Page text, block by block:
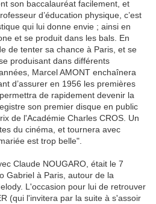
son baccalauréat facilement, et
d’éducation physique, c’est
qui lui donne envie ; ainsi en
et se produit dans les bals. En
de tenter sa chance à Paris, et se
produisant dans différents
Marcel AMONT enchaînera
d’assurer en 1956 les premières
de rapidement devenir la
son premier disque en public
de l'Académie Charles CROS. Un
du cinéma, et tournera avec
est trop belle".
Claude NOUGARO, était le 7
Gabriel à Paris, autour de la
L'occasion pour lui de retrouver
(qui l'invitera par la suite à s'assoir